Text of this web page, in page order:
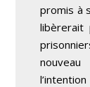
promis à
libèrerait